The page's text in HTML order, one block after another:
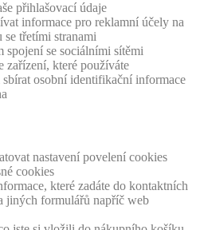
přihlašovací údaje
informace pro reklamní účely na
třetími stranami
se sociálními sítěmi
zařízení, které používáte
osobní identifikační informace
nastavení povelení cookies
cookies
které zadáte do kontaktních
jiných formulářů napříč web